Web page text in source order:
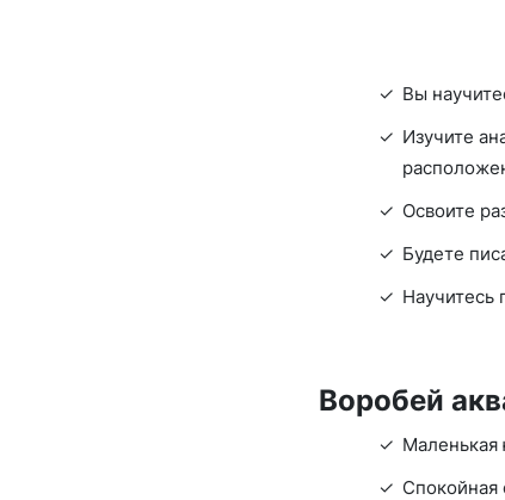
Вы
Изучите
Освоите
Будете
Научитесь
Воробей
Маленькая
Спокойная